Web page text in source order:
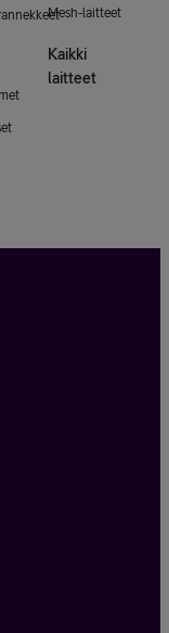
Mesh-laitteet
Kaikki
laitteet